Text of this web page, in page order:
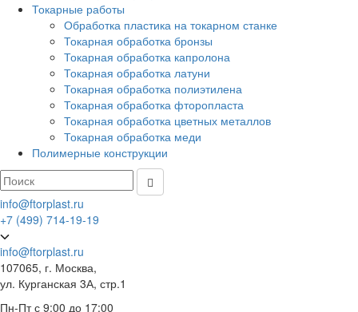
Токарные работы
Обработка пластика на токарном станке
Токарная обработка бронзы
Токарная обработка капролона
Токарная обработка латуни
Токарная обработка полиэтилена
Токарная обработка фторопласта
Токарная обработка цветных металлов
Токарная обработка меди
Полимерные конструкции
info@ftorplast.ru
+7 (499) 714-19-19
info@ftorplast.ru
107065, г. Москва,
ул. Курганская 3А, стр.1
Пн-Пт с 9:00 до 17:00